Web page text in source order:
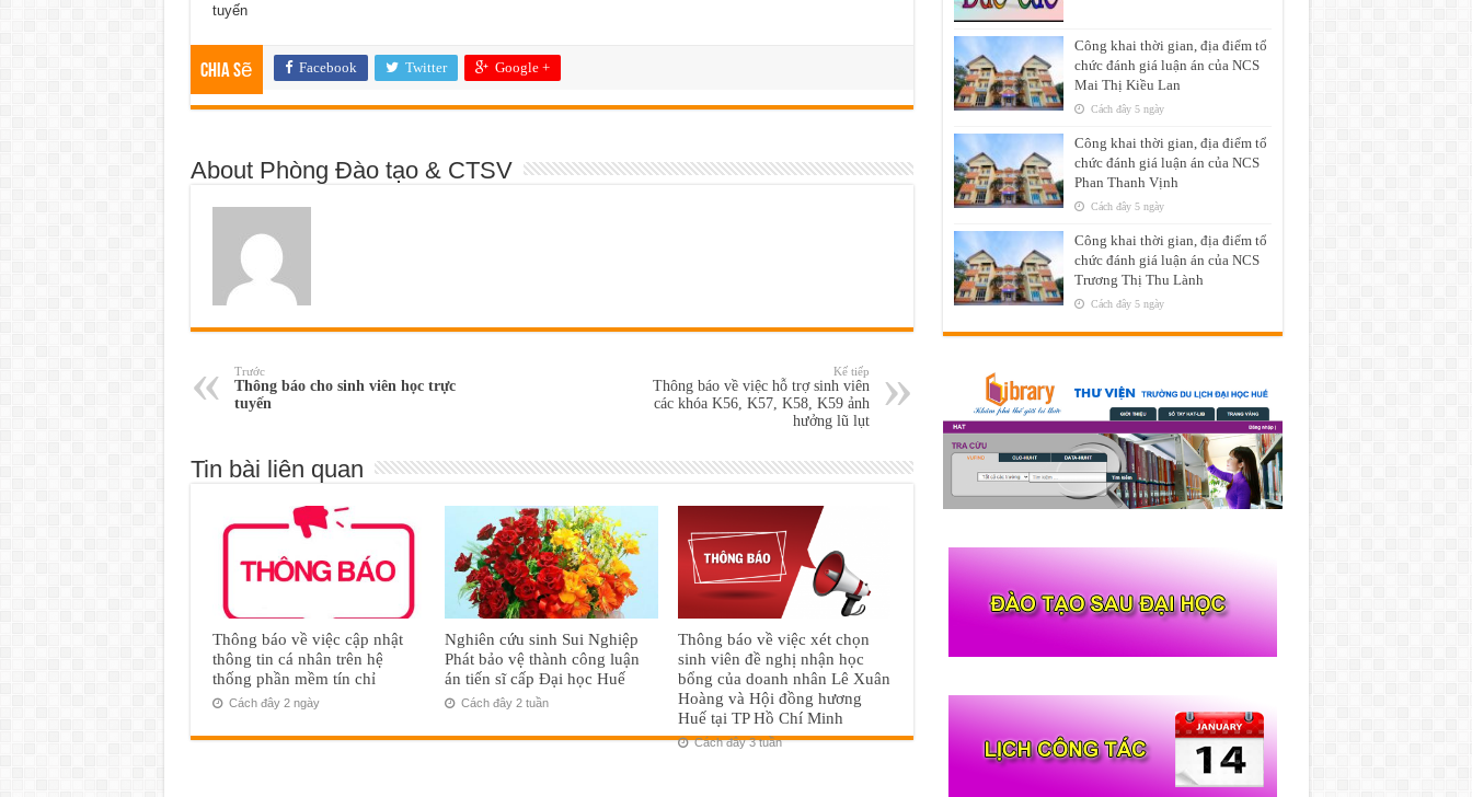
tuyến
Chia sẽ Facebook Twitter Google +
About Phòng Đào tạo & CTSV
Trước
Thông báo cho sinh viên học trực
tuyến
Kế tiếp
Thông báo về việc hỗ trợ sinh viên
các khóa K56, K57, K58, K59 ảnh
hưởng lũ lụt
Tin bài liên quan
Thông báo về việc cập nhật
thông tin cá nhân trên hệ
thống phần mềm tín chỉ
Cách đây 2 ngày
Nghiên cứu sinh Sui Nghiệp
Phát bảo vệ thành công luận
án tiến sĩ cấp Đại học Huế
Cách đây 2 tuần
Thông báo về việc xét chọn
sinh viên đề nghị nhận học
bổng của doanh nhân Lê Xuân
Hoàng và Hội đồng hương
Huế tại TP Hồ Chí Minh
Cách đây 3 tuần
Công khai thời gian, địa điểm tổ
chức đánh giá luận án của NCS
Mai Thị Kiều Lan
Cách đây 5 ngày
Công khai thời gian, địa điểm tổ
chức đánh giá luận án của NCS
Phan Thanh Vịnh
Cách đây 5 ngày
Công khai thời gian, địa điểm tổ
chức đánh giá luận án của NCS
Trương Thị Thu Lành
Cách đây 5 ngày